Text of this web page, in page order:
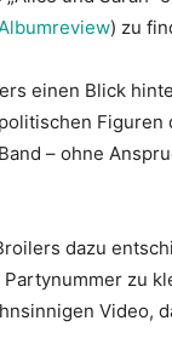
) zu
einen Blick
– ohne
dazu
Partynummer zu
Video,